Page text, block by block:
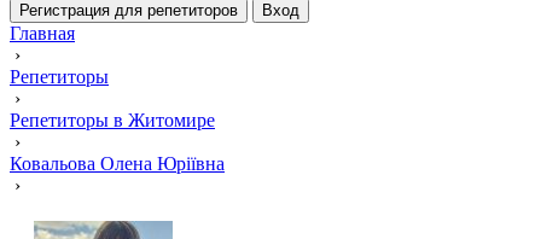
Регистрация для репетиторов Вход
Главная
›
Репетиторы
›
Репетиторы в Житомире
›
Ковальова Олена Юріївна
›